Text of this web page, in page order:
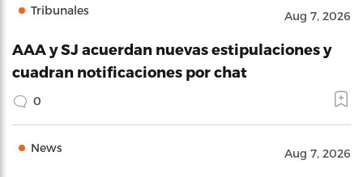
Tribunales Aug 7, 2026
AAA y SJ acuerdan nuevas estipulaciones y
cuadran notificaciones por chat
0
News Aug 7, 2026